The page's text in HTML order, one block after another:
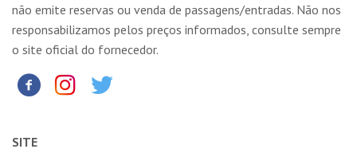
não emite reservas ou venda de passagens/entradas. Não nos
responsabilizamos pelos preços informados, consulte sempre
o site oficial do fornecedor.
SITE